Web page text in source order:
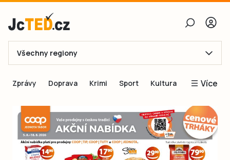
E-mail
Obnovit heslo
Přihlásit se
Všechny regiony
Zprávy Doprava Krimi Sport Kultura Více
Inspirace
Čtenáři píší
Speciální přílohy